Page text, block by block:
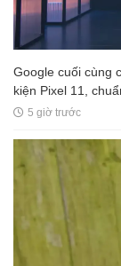
Google cuối cùng
kiện Pixel 11,
5 giờ trước